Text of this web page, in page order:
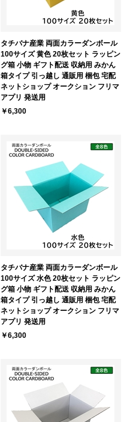
タチバナ産業 両面カラーダンボール
100サイズ 黄色 20枚セット ラッピン
グ箱 小物 ギフト配送 収納用 みかん
箱タイプ 引っ越し 通販用 梱包 宅配
ネットショップ オークション フリマ
アプリ 発送用
￥6,300
タチバナ産業 両面カラーダンボール
100サイズ 水色 20枚セット ラッピン
グ箱 小物 ギフト配送 収納用 みかん
箱タイプ 引っ越し 通販用 梱包 宅配
ネットショップ オークション フリマ
アプリ 発送用
￥6,300